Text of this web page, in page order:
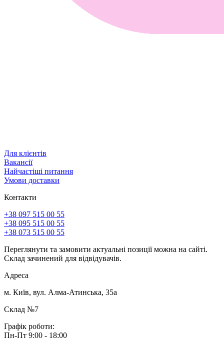
Для клієнтів
Вакансії
Найчастіші питання
Умови доставки
Контакти
+38 097 515 00 55
+38 095 515 00 55
+38 073 515 00 55
Переглянути та замовити актуальні позиції можна на сайті.
Склад зачинений для відвідувачів.
Адреса
м. Київ, вул. Алма-Атинська, 35а
Склад №7
Графік роботи:
Пн-Пт 9:00 - 18:00